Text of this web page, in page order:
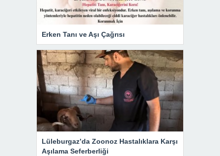
Erken Tanı ve Aşı Çağrısı
Lüleburgaz’da Zoonoz Hastalıklara Karşı
Aşılama Seferberliği